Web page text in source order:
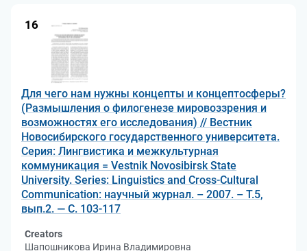
16
Для чего нам нужны концепты и концептосферы?
(Размышления о филогенезе мировоззрения и
возможностях его исследования) // Вестник
Новосибирского государственного университета.
Серия: Лингвистика и межкультурная
коммуникация = Vestnik Novosibirsk State
University. Series: Linguistics and Cross-Cultural
Communication: научный журнал. – 2007. – Т.5,
вып.2. — С. 103-117
Creators
Шапошникова Ирина Владимировна